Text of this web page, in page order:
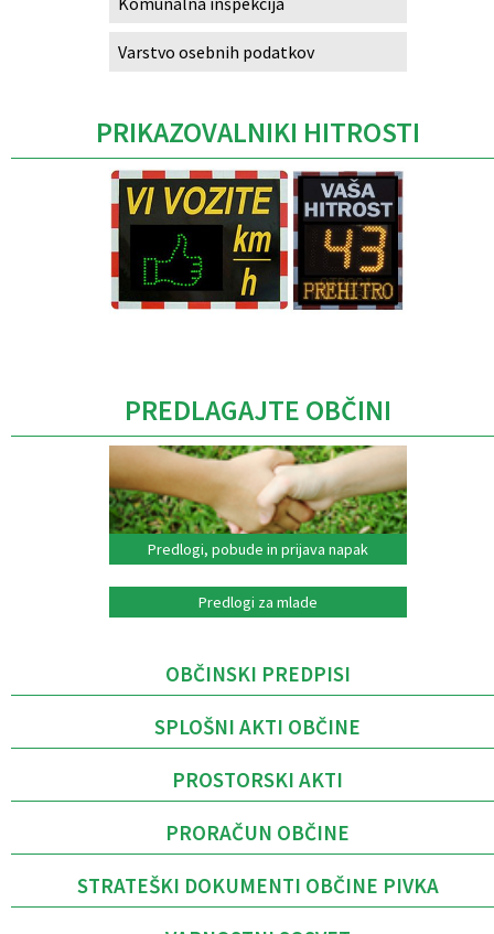
Varstvo osebnih podatkov
PRIKAZOVALNIKI HITROSTI
PREDLAGAJTE OBČINI
Predlogi, pobude in prijava napak
Predlogi za mlade
OBČINSKI PREDPISI
SPLOŠNI AKTI OBČINE
PROSTORSKI AKTI
PRORAČUN OBČINE
STRATEŠKI DOKUMENTI OBČINE PIVKA